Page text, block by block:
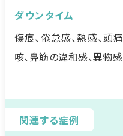
ダウンタイム
傷痕、倦怠感、熱感、頭
咳、鼻筋の違和感、異物
関連する症例